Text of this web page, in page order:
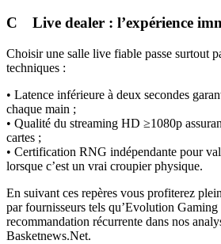
C Live dealer : l’expérience
Choisir une salle live fiable passe surtout
techniques :
• Latence inférieure à deux secondes
chaque main ;
• Qualité du streaming HD ≥1080p
cartes ;
• Certification RNG indépendante pour
lorsque c’est un vrai croupier physique.
En suivant ces repères vous profiterez
par fournisseurs tels qu’Evolution
recommandation récurrente dans nos
Basketnews.Net.